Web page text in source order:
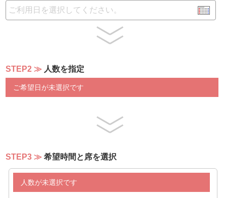
・豚バラ肉のペルシャ―ト仕立て 粒マスタードソース
・白身魚と白菜の白ワイン蒸し デュクレレ風
・チキン唐揚げ＆スマイルポテト又はうむくじボール
・シューファルシ トマトソースとチーズのグラチネ
コンディメント３種（パルメザン、クルトン、バジルソー
欧州カレー/レッドカレー
ビーフトマトハイシソース
ジャンバラヤ
STEP2 人数を指定
ご希望日が未選択です
STEP3 希望時間と席を選択
人数が未選択です